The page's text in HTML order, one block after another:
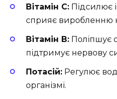
Вітамін C: Підсилює
сприяє виробленню
Вітамін B: Поліпшує
підтримує нервову
Потасій: Регулює
організмі.